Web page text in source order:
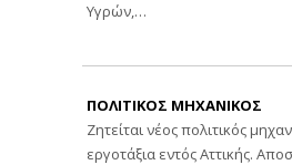
Υγρών,…
ΠΟΛΙΤΙΚΟΣ ΜΗΧΑΝΙΚΟΣ
Ζητείται νέος πολιτικός
εργοτάξια εντός Αττικής.